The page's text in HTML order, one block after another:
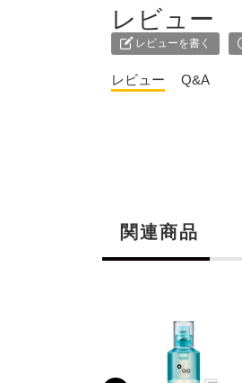
レビュー
レビューを書く
レビュー Q&A
関連商品